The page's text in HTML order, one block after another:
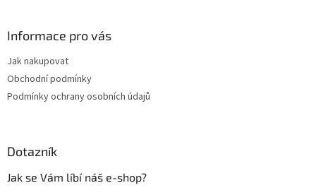
Informace pro vás
Jak nakupovat
Obchodní podmínky
Podmínky ochrany osobních údajů
Dotazník
Jak se Vám líbí náš e-shop?